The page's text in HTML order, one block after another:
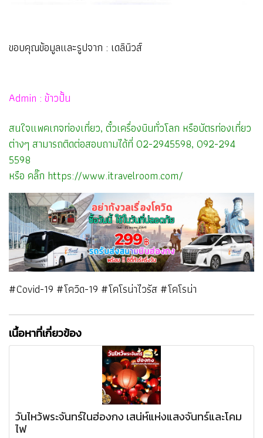
ขอบคุณข้อมูลและรูปจาก : เดลินิวส์
Admin : ข้าวปั้น
สนใจแพคเกจท่องเที่ยว, ตั๋วเครื่องบินทั่วโลก หรือบัตรท่องเที่ยว
ต่างๆ สามารถติดต่อสอบถามได้ที่ 02-2945598, 092-294
5598
หรือ คลิ๊ก https://www.itravelroom.com/
#Covid-19 #โควิด-19 #โคโรน่าไวรัส #โคโรน่า
เนื้อหาที่เกี่ยวข้อง
วันไหว้พระจันทร์ในฮ่องกง เสน่ห์แห่งแสงจันทร์และโคม
ไฟ